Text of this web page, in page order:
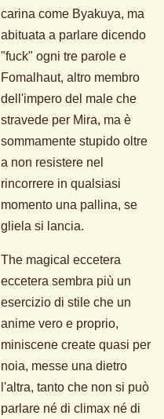
carina come Byakuya, ma
abituata a parlare dicendo
"fuck" ogni tre parole e
Fomalhaut, altro membro
dell'impero del male che
stravede per Mira, ma è
sommamente stupido oltre
a non resistere nel
rincorrere in qualsiasi
momento una pallina, se
gliela si lancia.
The magical eccetera
eccetera sembra più un
esercizio di stile che un
anime vero e proprio,
miniscene create quasi per
noia, messe una dietro
l'altra, tanto che non si può
parlare né di climax né di